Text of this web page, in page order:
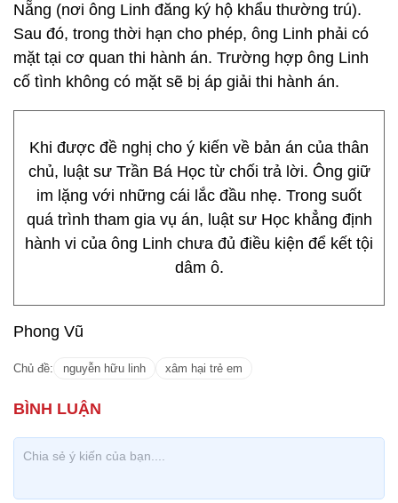
Nẵng (nơi ông Linh đăng ký hộ khẩu thường trú).
Sau đó, trong thời hạn cho phép, ông Linh phải có
mặt tại cơ quan thi hành án. Trường hợp ông Linh
cố tình không có mặt sẽ bị áp giải thi hành án.
Khi được đề nghị cho ý kiến về bản án của thân
chủ, luật sư Trần Bá Học từ chối trả lời. Ông giữ
im lặng với những cái lắc đầu nhẹ. Trong suốt
quá trình tham gia vụ án, luật sư Học khẳng định
hành vi của ông Linh chưa đủ điều kiện để kết tội
dâm ô.
Phong Vũ
Chủ đề: nguyễn hữu linh xâm hại trẻ em